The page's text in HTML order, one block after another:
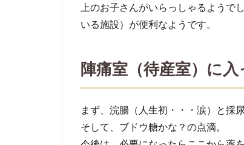
上のお子さんがいらっしゃるようで
いる施設）が便利なようです。
陣痛室（待産室）に入
まず、浣腸（人生初・・・涙）と採尿
そして、ブドウ糖かな？の点滴。